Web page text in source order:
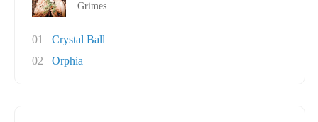
Grimes
01
Crystal Ball
02
Orphia